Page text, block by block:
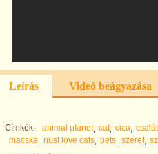
Leírás Videó beágyazása
Címkék: animal planet cat cica
macska nust love cats pets szeret